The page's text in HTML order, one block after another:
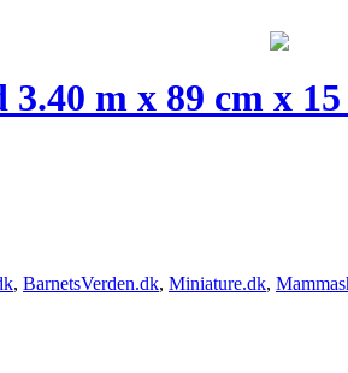
m x 89 cm x
, BarnetsVerden.dk, Miniature.dk,